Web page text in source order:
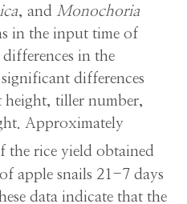
, and Monochoria
in the input time of
in the
differences
tiller number,
Approximately
the rice yield obtained
apple snails 21-7 days
data indicate that the